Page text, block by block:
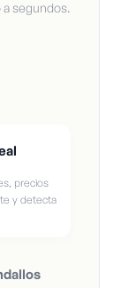
segundos.
precios
y detecta